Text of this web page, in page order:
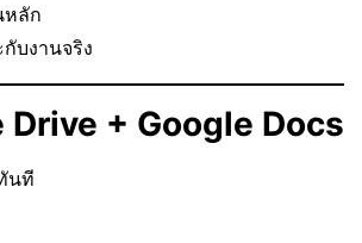
หลัก
กับงานจริง
Drive + Google Docs
นที